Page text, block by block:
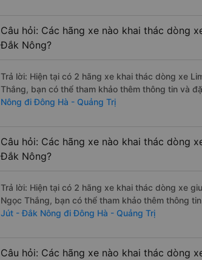
Câu hỏi: Các hãng xe nào khai thác dòng
Đắk Nông?
Trả lời: Hiện tại có 2 hãng xe khai thác dòng xe
Thắng, bạn có thể tham khảo thêm thông tin và
Nông đi Đông Hà - Quảng Trị
Câu hỏi: Các hãng xe nào khai thác dòng
Đắk Nông?
Trả lời: Hiện tại có 2 hãng xe khai thác dòng xe
Ngọc Thắng, bạn có thể tham khảo thêm thông
Jút - Đắk Nông đi Đông Hà - Quảng Trị
Câu hỏi: Các hãng xe nào khai thác dòng